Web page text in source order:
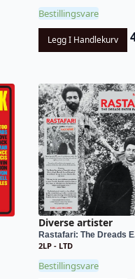
Bestillingsvare
Legg I Handlekurv
Diverse artister
Rastafari: The Dreads
2LP - LTD
Bestillingsvare